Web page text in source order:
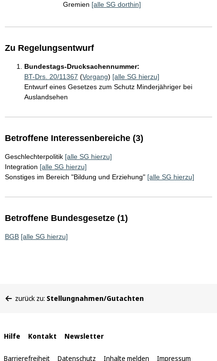
Gremien [alle SG dorthin]
Zu Regelungsentwurf
Bundestags-Drucksachennummer:
BT-Drs. 20/11367 (Vorgang) [alle SG hierzu]
Entwurf eines Gesetzes zum Schutz Minderjähriger bei
Auslandsehen
Betroffene Interessenbereiche (3)
Geschlechterpolitik [alle SG hierzu]
Integration [alle SG hierzu]
Sonstiges im Bereich "Bildung und Erziehung" [alle SG hierzu]
Betroffene Bundesgesetze (1)
BGB [alle SG hierzu]
befinden
zurück zu: Stellungnahmen/Gutachten
Interne
Links
Hilfe Kontakt Newsletter
Barrierefreiheit Datenschutz Inhalte melden Impressum